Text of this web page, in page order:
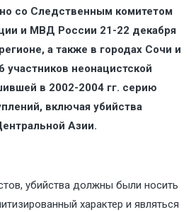
со Следственным комитетом
и МВД России 21-22 декабря
а также в городах Сочи и
неонацистской
в 2002-2004 гг. серию
включая убийства
Азии.
убийства должны были носить
характер и являться